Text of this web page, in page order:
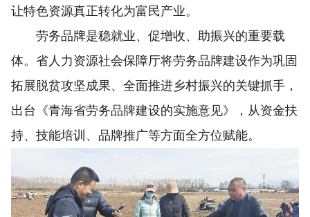
让特色资源真正转化为富民产业。
劳务品牌是稳就业、促增收、助振兴的重要载
体。省人力资源社会保障厅将劳务品牌建设作为巩固
拓展脱贫攻坚成果、全面推进乡村振兴的关键抓手，
出台《青海省劳务品牌建设的实施意见》，从资金扶
持、技能培训、品牌推广等方面全方位赋能。